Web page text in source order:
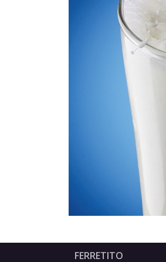
FERRETITO